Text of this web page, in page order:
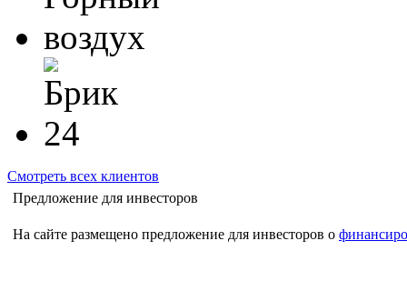
Смотреть всех клиентов
Предложение для инвесторов
На сайте размещено предложение для инвесторов о